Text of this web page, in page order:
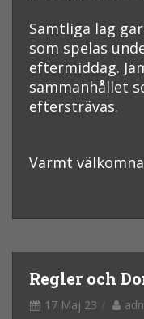
Samtliga lag
som spelas
eftermiddag.
sammanhållet
eftersträvas.
Varmt
Regler och
17 Maj 23